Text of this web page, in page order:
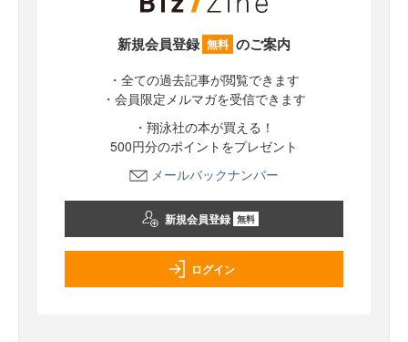
新規会員登録 無料 のご案内
・全ての過去記事が閲覧できます
・会員限定メルマガを受信できます
・翔泳社の本が買える！
500円分のポイントをプレゼント
メールバックナンバー
新規会員登録 無料
ログイン